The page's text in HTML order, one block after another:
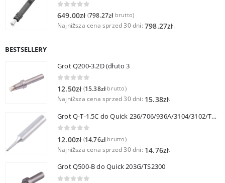
649.00zł (798.27złbrutto)
Najniższa cena sprzed 30 dni: 798.27zł.
BESTSELLERY
Grot Q200-3.2D (dłuto 3
0out of 5
12.50zł (15.38złbrutto)
Najniższa cena sprzed 30 dni: 15.38zł.
Grot Q-T-1.5C do Quick 236/706/936A/3104/3102/TS1100
12.00zł (14.76złbrutto)
Najniższa cena sprzed 30 dni: 14.76zł.
Grot Q500-B do Quick 203G/TS2300